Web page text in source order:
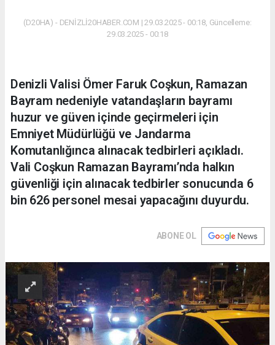
(D20HA) - DENİZLİ20HABER.COM | 29.03.2025 - 00:18, Güncelleme:
29.03.2025 - 00:18
Denizli Valisi Ömer Faruk Coşkun, Ramazan
Bayram nedeniyle vatandaşların bayramı
huzur ve güven içinde geçirmeleri için
Emniyet Müdürlüğü ve Jandarma
Komutanlığınca alınacak tedbirleri açıkladı.
Vali Coşkun Ramazan Bayramı’nda halkın
güvenliği için alınacak tedbirler sonucunda 6
bin 626 personel mesai yapacağını duyurdu.
ABONE OL